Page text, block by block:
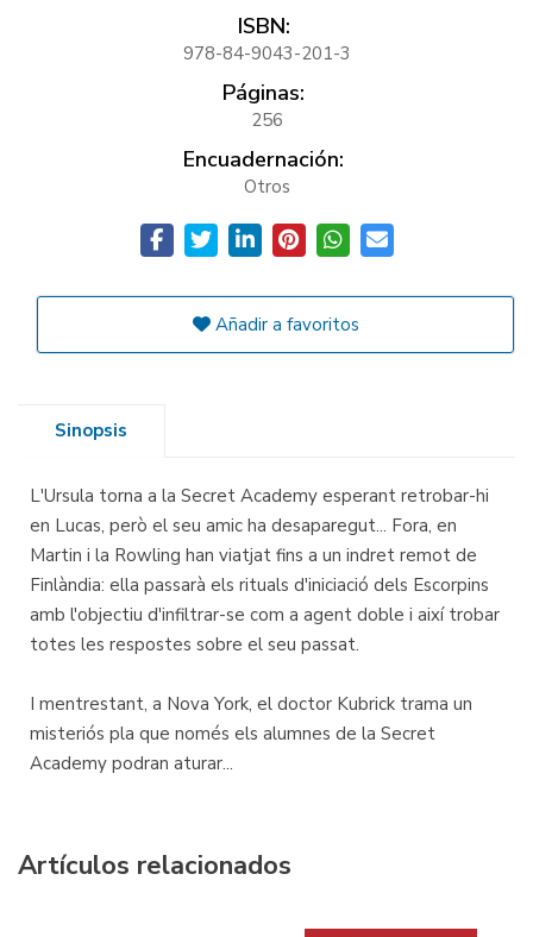
ISBN:
978-84-9043-201-3
Páginas:
256
Encuadernación:
Otros
Añadir a favoritos
Sinopsis
L'Ursula torna a la Secret Academy esperant retrobar-hi
en Lucas, però el seu amic ha desaparegut... Fora, en
Martin i la Rowling han viatjat fins a un indret remot de
Finlàndia: ella passarà els rituals d'iniciació dels Escorpins
amb l'objectiu d'infiltrar-se com a agent doble i així trobar
totes les respostes sobre el seu passat.
I mentrestant, a Nova York, el doctor Kubrick trama un
misteriós pla que només els alumnes de la Secret
Academy podran aturar...
Artículos relacionados